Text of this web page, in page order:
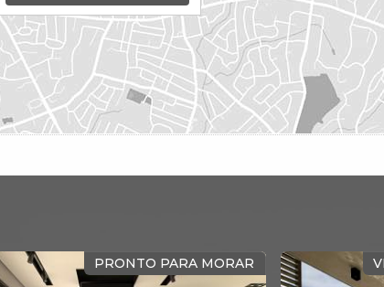
EXCLUSIVO